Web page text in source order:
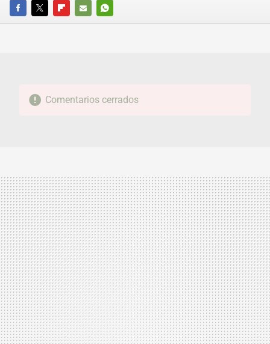
FACEBOOKTWITTERFLIPBOARD
E-
WHATSAPP
Comentarios cerrados